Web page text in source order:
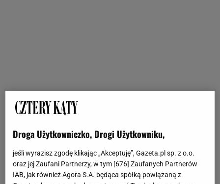
Droga Użytkowniczko, Drogi Użytkowniku,
jeśli wyrazisz zgodę klikając „Akceptuję”, Gazeta.pl sp. z o.o.
oraz jej Zaufani Partnerzy, w tym [676] Zaufanych Partnerów
IAB, jak również Agora S.A. będąca spółką powiązaną z